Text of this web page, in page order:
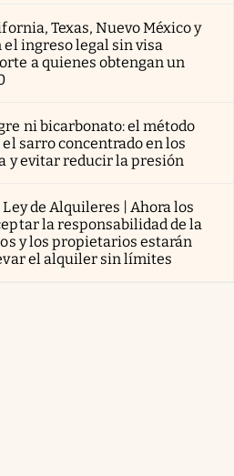
Texas, Nuevo México y
ingreso legal sin visa
a quienes obtengan un
ni bicarbonato: el método
sarro concentrado en los
y evitar reducir la presión
Ley de Alquileres | Ahora los
la responsabilidad de la
y los propietarios estarán
el alquiler sin límites